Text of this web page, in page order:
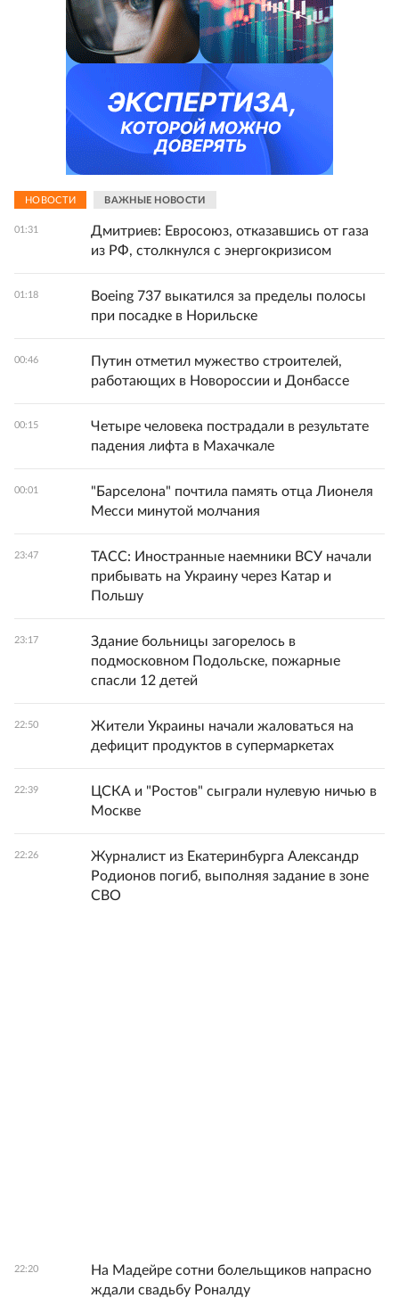
НОВОСТИ ВАЖНЫЕ НОВОСТИ
01:31
Дмитриев: Евросоюз, отказавшись от газа
из РФ, столкнулся с энергокризисом
01:18
Boeing 737 выкатился за пределы полосы
при посадке в Норильске
00:46
Путин отметил мужество строителей,
работающих в Новороссии и Донбассе
00:15
Четыре человека пострадали в результате
падения лифта в Махачкале
00:01
"Барселона" почтила память отца Лионеля
Месси минутой молчания
23:47
ТАСС: Иностранные наемники ВСУ начали
прибывать на Украину через Катар и
Польшу
23:17
Здание больницы загорелось в
подмосковном Подольске, пожарные
спасли 12 детей
22:50
Жители Украины начали жаловаться на
дефицит продуктов в супермаркетах
22:39
ЦСКА и "Ростов" сыграли нулевую ничью в
Москве
22:26
Журналист из Екатеринбурга Александр
Родионов погиб, выполняя задание в зоне
СВО
22:20
На Мадейре сотни болельщиков напрасно
ждали свадьбу Роналду